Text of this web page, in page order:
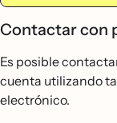
Contactar con
Es posible
cuenta utilizando
electrónico.